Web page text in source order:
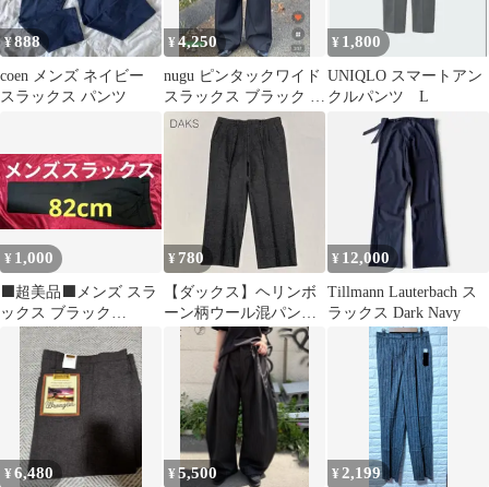
¥888
coen メンズ ネイビー
スラックス パンツ
¥4,250
nugu ピンタックワイド
スラックス ブラック S
サイズ
¥ 1,800
UNIQLO スマートアン
クルパンツ L
¥ 1,000
⬛️超美品⬛️メンズ スラ
ックス ブラック
82cm また下73cm
¥ 780
【ダックス】ヘリンボ
ーン柄ウール混パンツ
スラックス 毛混 日本製
大きいサイズ
¥ 12,000
Tillmann Lauterbach ス
ラックス Dark Navy
¥6,480 ¥5,500 ¥ 2,199